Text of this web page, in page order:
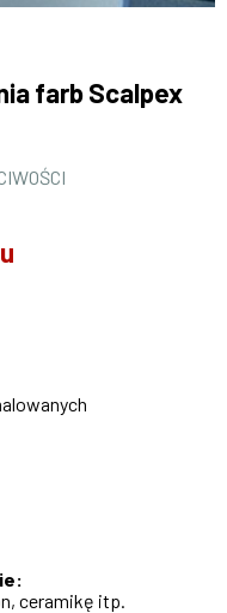
farb Scalpex
ceramikę itp.